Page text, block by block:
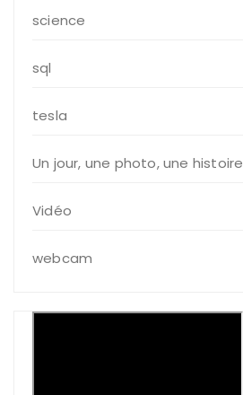
science
sql
tesla
Un jour, une photo, une histoire
Vidéo
webcam